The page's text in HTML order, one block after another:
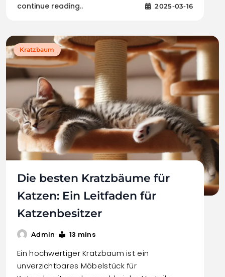
continue reading.. 2025-03-16
Kratzbaum
Die besten Kratzbäume für
Katzen: Ein Leitfaden für
Katzenbesitzer
Admin 13 mins
Ein hochwertiger Kratzbaum ist ein
unverzichtbares Möbelstück für